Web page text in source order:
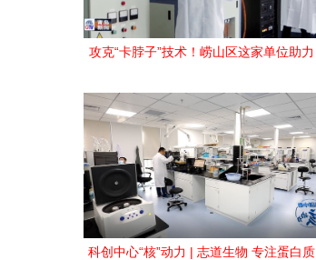
攻克“卡脖子”技术！崂山区这家单位助力
科创中心“核”动力 | 志道生物 专注蛋白质